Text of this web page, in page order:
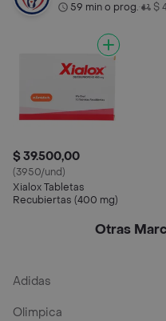
59 min o prog.• $
$ 39.500,00
(3950/und)
Xialox Tabletas
Recubiertas (400 mg)
Otras
Adidas
Olimpica